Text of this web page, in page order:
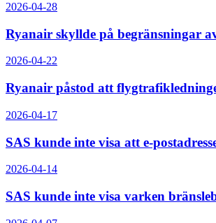
2026-04-28
Ryanair skyllde på begränsningar
2026-04-22
Ryanair påstod att
2026-04-17
SAS kunde inte visa att e-
2026-04-14
SAS kunde inte visa varken